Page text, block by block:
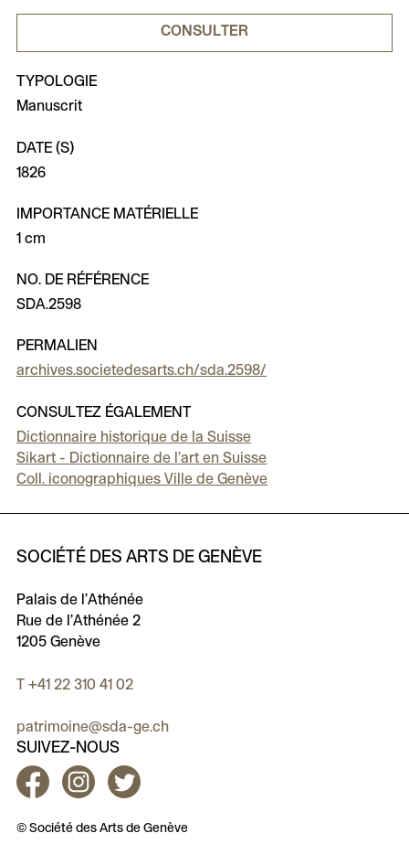
CONSULTER
TYPOLOGIE
Manuscrit
DATE (S)
1826
IMPORTANCE MATÉRIELLE
1 cm
NO. DE RÉFÉRENCE
SDA.2598
PERMALIEN
archives.societedesarts.ch/sda.2598/
CONSULTEZ ÉGALEMENT
Dictionnaire historique de la Suisse
Sikart - Dictionnaire de l’art en Suisse
Coll. iconographiques Ville de Genève
SOCIÉTÉ DES ARTS DE GENÈVE
Palais de l’Athénée
Rue de l’Athénée 2
1205 Genève
T +41 22 310 41 02
patrimoine@sda-ge.ch
SUIVEZ-NOUS
FacebookInstagram
© Société des Arts de Genève